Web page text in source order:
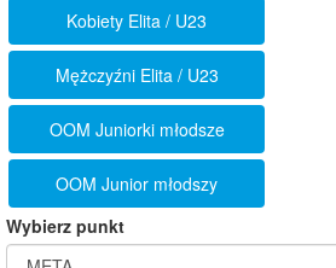
Kobiety Elita / U23
Mężczyźni Elita / U23
OOM Juniorki młodsze
OOM Junior młodszy
Wybierz punkt